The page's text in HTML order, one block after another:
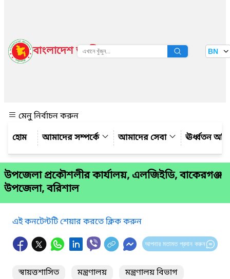
বাংলাদেশ জাতীয় তথ্য বাতায়ন BN
মেনু নির্বাচন করুন
আমাদের সম্পর্কে
আমাদের সেবা ঊর্ধ্বতন
উপজেলা প্রকৌশলীর কার্যালয়, এলজিইডি, বাকেরগঞ্জ
উপজেলা, বরিশাল
এই কনটেন্টটি শেয়ার করতে ক্লিক করুন
আপনার মতামত প্রদান করুন
স্বায়ত্তশাসিত মন্ত্রণালয়
মন্ত্রণালয় বিভাগ